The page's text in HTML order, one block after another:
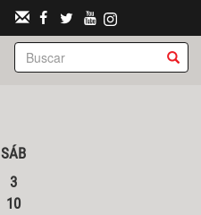
SÁB
3
10